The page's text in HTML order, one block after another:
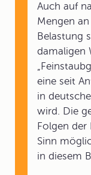
Auch auf
Mengen
Belastung
damaligen
eine seit
in
wird. Die
Folgen der
Sinn
in diesem